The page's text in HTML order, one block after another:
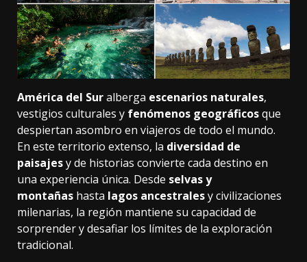
América del Suralberga escenarios naturales,
vestigios culturales y fenómenos geográficosque
despiertan asombro en viajeros de todo el mundo.
En este territorio extenso, la diversidad de
paisajesy de historias convierte cada destino en
una experiencia única. Desde selvas y
montañas hasta lagos ancestralesy civilizaciones
milenarias, la región mantiene su capacidad de
sorprender y desafiar los límites de la exploración
tradicional.